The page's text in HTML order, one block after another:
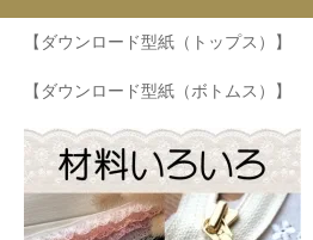
【ダウンロード型紙（トップス）】
【ダウンロード型紙（ボトムス）】